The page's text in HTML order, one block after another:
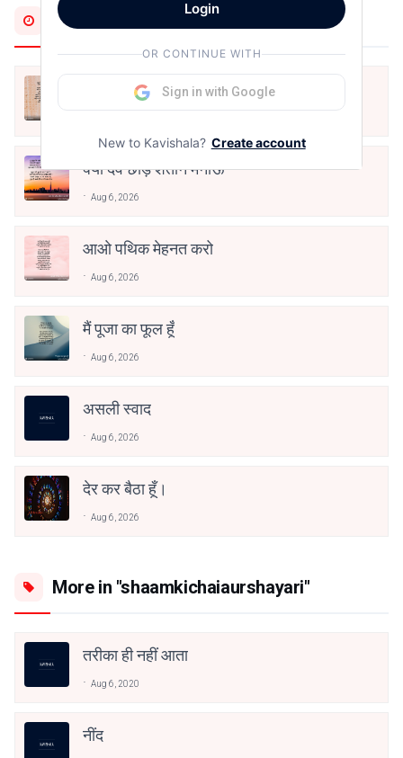
Most Recent
क्या देव छोड़ शैतान मनाऊँ
Aug 6, 2026
आओ पथिक मेहनत करो
Aug 6, 2026
मैं पूजा का फूल हूँ
Aug 6, 2026
असली स्वाद
Aug 6, 2026
देर कर बैठा हूँ।
Aug 6, 2026
More in "shaamkichaiaurshayari"
तरीका ही नहीं आता
Aug 6, 2020
नींद
Login
OR CONTINUE WITH
Sign in with Google
New to Kavishala? Create account